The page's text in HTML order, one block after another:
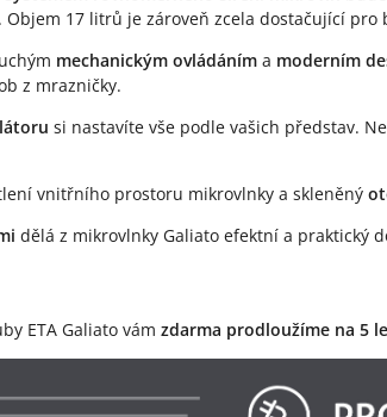
. Objem 17 litrů je zároveň zcela dostačující pro
mechanickým ovládáním a moderním
z mrazničky.
si nastavíte vše podle vašich představ.
vnitřního prostoru mikrovlnky a skleněný
dělá z mikrovlnky Galiato efektní a praktický
ETA Galiato vám zdarma prodloužíme na 5